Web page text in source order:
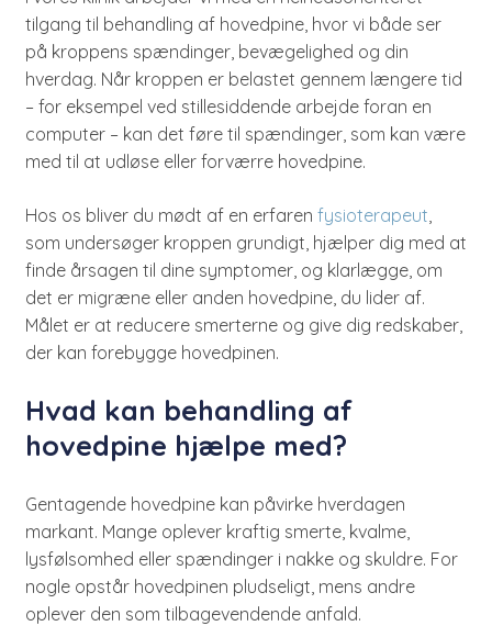
tilgang til behandling af hovedpine, hvor vi både ser
på kroppens spændinger, bevægelighed og din
hverdag. Når kroppen er belastet gennem længere tid
– for eksempel ved stillesiddende arbejde foran en
computer – kan det føre til spændinger, som kan være
med til at udløse eller forværre hovedpine.
Hos os bliver du mødt af en erfaren fysioterapeut
som undersøger kroppen grundigt, hjælper dig med at
finde årsagen til dine symptomer, og klarlægge, om
det er migræne eller anden hovedpine, du lider af.
Målet er at reducere smerterne og give dig redskaber,
der kan forebygge hovedpinen.
Hvad kan behandling af
hovedpine hjælpe med?
Gentagende hovedpine kan påvirke hverdagen
markant. Mange oplever kraftig smerte, kvalme,
lysfølsomhed eller spændinger i nakke og skuldre. For
nogle opstår hovedpinen pludseligt, mens andre
oplever den som tilbagevendende anfald.